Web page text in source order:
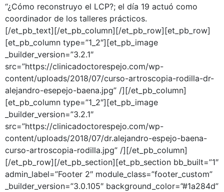
“¿Cómo reconstruyo el LCP?; el día 19 actuó como
coordinador de los talleres prácticos.
[/et_pb_text][/et_pb_column][/et_pb_row][et_pb_row]
[et_pb_column type=”1_2″][et_pb_image
_builder_version=”3.2.1″
src=”https://clinicadoctorespejo.com/wp-
content/uploads/2018/07/curso-artroscopia-rodilla-dr-
alejandro-esepejo-baena.jpg” /][/et_pb_column]
[et_pb_column type=”1_2″][et_pb_image
_builder_version=”3.2.1″
src=”https://clinicadoctorespejo.com/wp-
content/uploads/2018/07/dr.alejandro-espejo-baena-
curso-artroscopia-rodilla.jpg” /][/et_pb_column]
[/et_pb_row][/et_pb_section][et_pb_section bb_built=”1″
admin_label=”Footer 2″ module_class=”footer_custom”
_builder_version=”3.0.105″ background_color=”#1a284d”